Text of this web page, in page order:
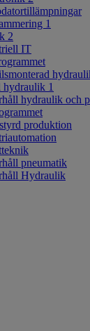
1
2
IT
1
hydraulik och
produktion
pneumatik
Hydraulik